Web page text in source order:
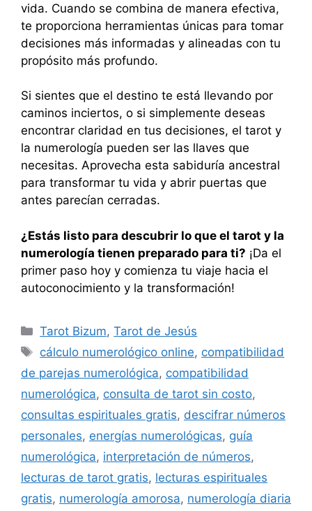
vida. Cuando se combina de manera efectiva,
te proporciona herramientas únicas para tomar
decisiones más informadas y alineadas con tu
propósito más profundo.
Si sientes que el destino te está llevando por
caminos inciertos, o si simplemente deseas
encontrar claridad en tus decisiones, el tarot y
la numerología pueden ser las llaves que
necesitas. Aprovecha esta sabiduría ancestral
para transformar tu vida y abrir puertas que
antes parecían cerradas.
¿Estás listo para descubrir lo que el tarot y la
numerología tienen preparado para ti? ¡Da el
primer paso hoy y comienza tu viaje hacia el
autoconocimiento y la transformación!
Categorías
Tarot Bizum,Tarot de Jesús
Etiquetas
cálculo numerológico online, compatibilidad
de parejas numerológica, compatibilidad
numerológica, consulta de tarot sin costo,
consultas espirituales gratis, descifrar números
personales, energías numerológicas, guía
numerológica, interpretación de números,
lecturas de tarot gratis, lecturas espirituales
gratis, numerología amorosa, numerología diaria